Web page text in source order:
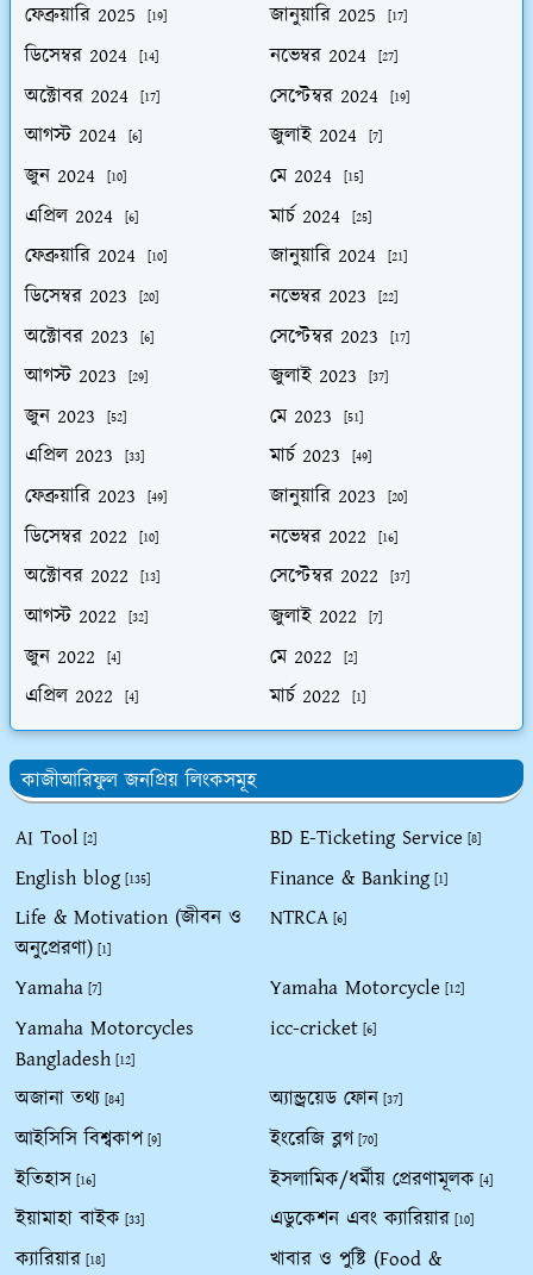
ফেব্রুয়ারি 2025 [19] জানুয়ারি 2025 [17]
ডিসেম্বর 2024 [14] নভেম্বর 2024 [27]
অক্টোবর 2024 [17] সেপ্টেম্বর 2024 [19]
আগস্ট 2024 [6] জুলাই 2024 [7]
জুন 2024 [10] মে 2024 [15]
এপ্রিল 2024 [6] মার্চ 2024 [25]
ফেব্রুয়ারি 2024 [10] জানুয়ারি 2024 [21]
ডিসেম্বর 2023 [20] নভেম্বর 2023 [22]
অক্টোবর 2023 [6] সেপ্টেম্বর 2023 [17]
আগস্ট 2023 [29] জুলাই 2023 [37]
জুন 2023 [52] মে 2023 [51]
এপ্রিল 2023 [33] মার্চ 2023 [49]
ফেব্রুয়ারি 2023 [49] জানুয়ারি 2023 [20]
ডিসেম্বর 2022 [10] নভেম্বর 2022 [16]
অক্টোবর 2022 [13] সেপ্টেম্বর 2022 [37]
আগস্ট 2022 [32] জুলাই 2022 [7]
জুন 2022 [4] মে 2022 [2]
এপ্রিল 2022 [4] মার্চ 2022 [1]
কাজীআরিফুল জনপ্রিয় লিংকসমূহ
AI Tool [2] BD E-Ticketing Service [8]
English blog [135] Finance & Banking [1]
Life & Motivation (জীবন ও
অনুপ্রেরণা) [1]
NTRCA [6]
Yamaha [7] Yamaha Motorcycle [12]
Yamaha Motorcycles
Bangladesh [12]
icc-cricket [6]
অজানা তথ্য [84] অ্যান্ড্রয়েড ফোন [37]
আইসিসি বিশ্বকাপ [9] ইংরেজি ব্লগ [70]
ইতিহাস [16] ইসলামিক/ধর্মীয় প্রেরণামূলক [4]
ইয়ামাহা বাইক [33] এডুকেশন এবং ক্যারিয়ার [10]
ক্যারিয়ার [18] খাবার ও পুষ্টি (Food &